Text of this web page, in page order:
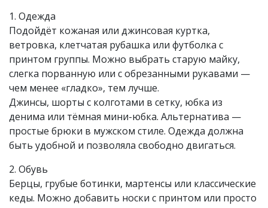
1. Одежда
Подойдёт кожаная или джинсовая куртка,
ветровка, клетчатая рубашка или футболка с
принтом группы. Можно выбрать старую майку,
слегка порванную или с обрезанными рукавами —
чем менее «гладко», тем лучше.
Джинсы, шорты с колготами в сетку, юбка из
денима или тёмная мини-юбка. Альтернатива —
простые брюки в мужском стиле. Одежда должна
быть удобной и позволяла свободно двигаться.
2. Обувь
Берцы, грубые ботинки, мартенсы или классические
кеды. Можно добавить носки с принтом или просто